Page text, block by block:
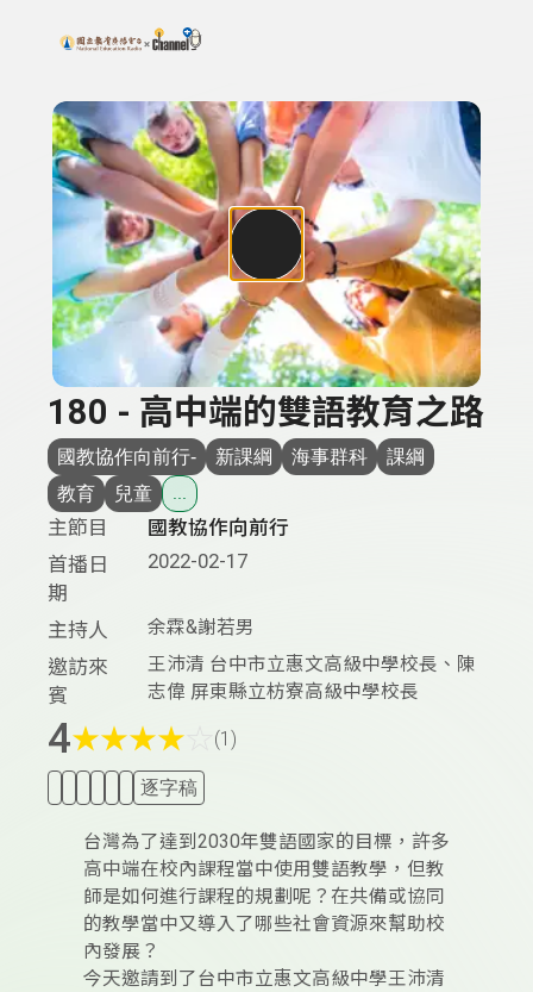
上方功能區塊
搜尋關鍵字：可輸入節目名稱、主持人或關鍵字
180 - 高中端的雙語教育之路
國教協作向前行- 新課綱 海事群科
課綱
教育
兒童 ...
主節目
國教協作向前行
首播日
期
2022-02-17
主持人 余霖&謝若男
邀訪來
賓
王沛清 台中市立惠文高級中學校長、陳
志偉 屏東縣立枋寮高級中學校長
4★★★★ (1)
逐字稿
台灣為了達到2030年雙語國家的目標，許多
高中端在校內課程當中使用雙語教學，但教
師是如何進行課程的規劃呢？在共備或協同
的教學當中又導入了哪些社會資源來幫助校
內發展？
今天邀請到了台中市立惠文高級中學王沛清